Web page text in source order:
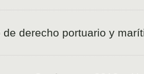
de derecho portuario y